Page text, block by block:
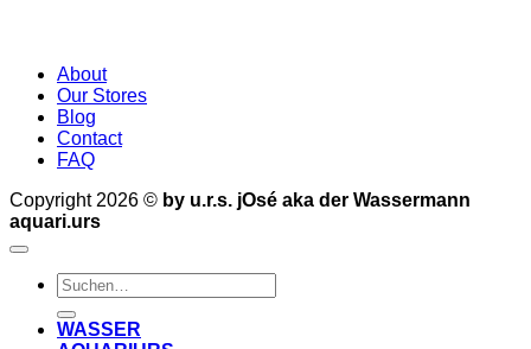
About
Our Stores
Blog
Contact
FAQ
Copyright 2026 © by u.r.s. jOsé aka der Wassermann
aquari.urs
Suche
nach:
WASSER